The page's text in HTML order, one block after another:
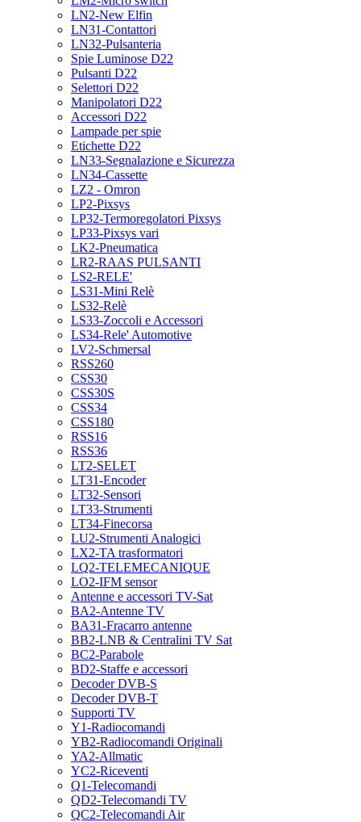
LN2-New Elfin
LN31-Contattori
LN32-Pulsanteria
Spie Luminose D22
Pulsanti D22
Selettori D22
Manipolatori D22
Accessori D22
Lampade per spie
Etichette D22
LN33-Segnalazione e Sicurezza
LN34-Cassette
LZ2 - Omron
LP2-Pixsys
LP32-Termoregolatori Pixsys
LP33-Pixsys vari
LK2-Pneumatica
LR2-RAAS PULSANTI
LS2-RELE'
LS31-Mini Relè
LS32-Relè
LS33-Zoccoli e Accessori
LS34-Rele' Automotive
LV2-Schmersal
RSS260
CSS30
CSS30S
CSS34
CSS180
RSS16
RSS36
LT2-SELET
LT31-Encoder
LT32-Sensori
LT33-Strumenti
LT34-Finecorsa
LU2-Strumenti Analogici
LX2-TA trasformatori
LQ2-TELEMECANIQUE
LO2-IFM sensor
Antenne e accessori TV-Sat
BA2-Antenne TV
BA31-Fracarro antenne
BB2-LNB & Centralini TV Sat
BC2-Parabole
BD2-Staffe e accessori
Decoder DVB-S
Decoder DVB-T
Supporti TV
Y1-Radiocomandi
YB2-Radiocomandi Originali
YA2-Allmatic
YC2-Riceventi
Q1-Telecomandi
QD2-Telecomandi TV
QC2-Telecomandi Air